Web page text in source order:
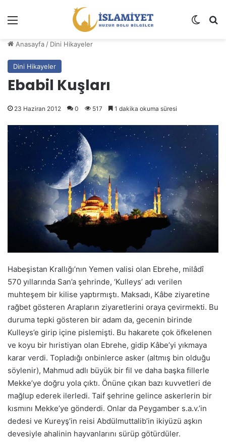
Dış
Anasayfa / Dini Hikayeler
Dini Hikayeler
Ebabil Kuşları
23 Haziran 2012 0 517 1 dakika okuma süresi
Habeşistan Krallığı’nın Yemen valisi olan Ebrehe, milâdî
570 yıllarında San’a şehrinde, ‘Kulleys’ adı verilen
muhteşem bir kilise yaptırmıştı. Maksadı, Kâbe ziyaretine
rağbet gösteren Arapların ziyaretlerini oraya çevirmekti. Bu
duruma tepki gösteren bir adam da, gecenin birinde
Kulleys’e girip içine pislemişti. Bu hakarete çok öfkelenen
ve koyu bir hıristiyan olan Ebrehe, gidip Kâbe’yi yıkmaya
karar verdi. Topladığı onbinlerce asker (altmış bin olduğu
söylenir), Mahmud adlı büyük bir fil ve daha başka fillerle
Mekke’ye doğru yola çıktı. Önüne çıkan bazı kuvvetleri de
mağlup ederek ilerledi. Taif şehrine gelince askerlerin bir
kısmını Mekke’ye gönderdi. Onlar da Peygamber s.a.v.’in
dedesi ve Kureyş’in reisi Abdülmuttalib’in ikiyüzü aşkın
devesiyle ahalinin hayvanlarını sürüp götürdüler.